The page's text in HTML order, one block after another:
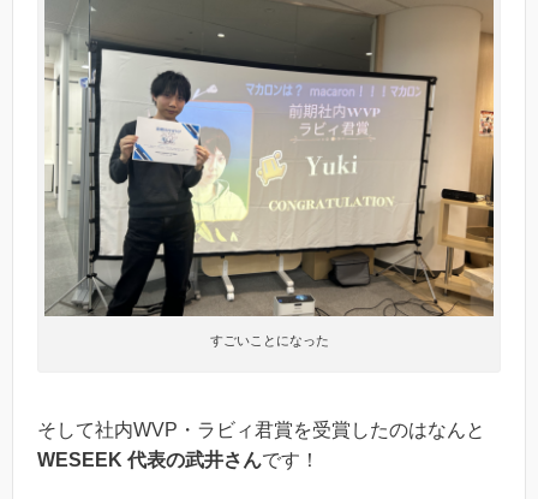
すごいことになった
そして社内WVP・ラビィ君賞を受賞したのはなんと
WESEEK 代表の武井さんです！